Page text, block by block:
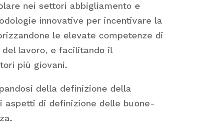
nei settori abbigliamento e
innovative per incentivare la
le elevate competenze di
lavoro, e facilitando il
più giovani.
della definizione della
aspetti di definizione delle buone-